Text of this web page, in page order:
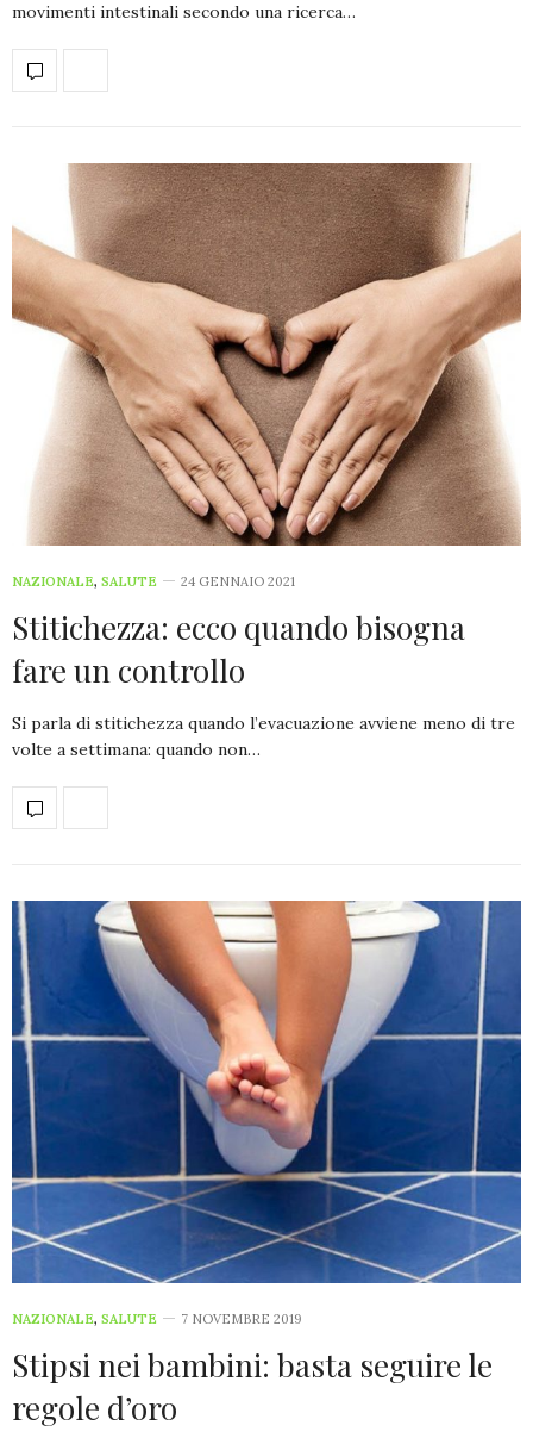
movimenti intestinali secondo una ricerca…
NAZIONALE, SALUTE 24 GENNAIO 2021
Stitichezza: ecco quando bisogna
fare un controllo
Si parla di stitichezza quando l’evacuazione avviene meno di tre
volte a settimana: quando non…
NAZIONALE, SALUTE 7 NOVEMBRE 2019
Stipsi nei bambini: basta seguire le
regole d’oro